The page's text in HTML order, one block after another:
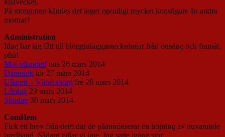
knävecket.
På morgonen kändes det inget egentligt mycket konstigare än andra
mornar?
Administration
Idag har jag fått till blogginlägganteckningar från onsdag och framåt,
phu!
Mot utlandet! ons 26 mars 2014
Danmark tor 27 mars 2014
Ullared – Vänersborg fre 28 mars 2014
Lördag 29 mars 2014
Söndag 30 mars 2014
ComHem
Fick ett brev från dem där de påannonserar en höjning av nuvarande